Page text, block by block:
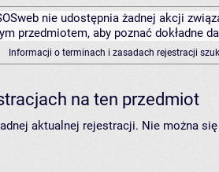
nie udostępnia żadnej akcji
przedmiotem, aby poznać dokładne
Informacji o terminach i zasadach rejestracji
na ten przedmiot
aktualnej rejestracji. Nie można